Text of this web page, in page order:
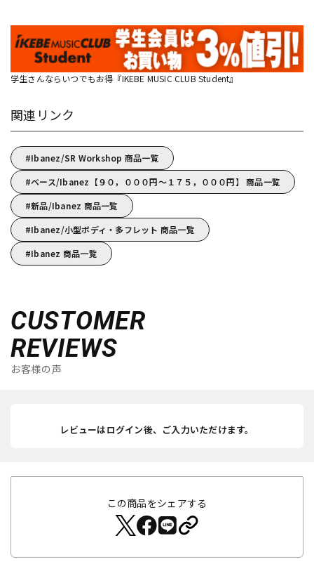
学生さんならいつでもお得『IKEBE MUSIC CLUB Student』
関連リンク
Ibanez/SR Workshop 商品一覧
ベース/Ibanez【９０，０００円～１７５，０００円】 商品一覧
新品/Ibanez 商品一覧
Ibanez/小型ボディ・多フレット 商品一覧
Ibanez 商品一覧
CUSTOMER
REVIEWS
お客様の声
レビューはログイン後、ご入力いただけます。
この商品をシェアする